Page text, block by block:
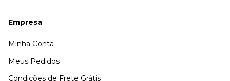
Empresa
Minha Conta
Meus Pedidos
Condições de Frete Grátis